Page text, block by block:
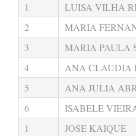
1
LUISA VILHA
2
MARIA
3
MARIA PAULA
4
ANA CLAUDIA
5
ANA JULIA
6
ISABELE
1
JOSE KAIQUE